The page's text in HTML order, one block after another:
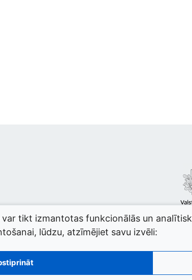
var tikt izmantotas funkcionālās un
lūdzu, atzīmējiet savu izvēli: